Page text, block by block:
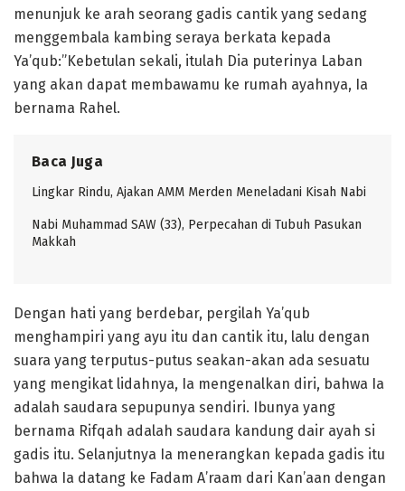
menunjuk ke arah seorang gadis cantik yang sedang
menggembala kambing seraya berkata kepada
Ya’qub:”Kebetulan sekali, itulah Dia puterinya Laban
yang akan dapat membawamu ke rumah ayahnya, Ia
bernama Rahel.
Baca Juga
Lingkar Rindu, Ajakan AMM Merden Meneladani Kisah Nabi
Nabi Muhammad SAW (33), Perpecahan di Tubuh Pasukan
Makkah
Dengan hati yang berdebar, pergilah Ya’qub
menghampiri yang ayu itu dan cantik itu, lalu dengan
suara yang terputus-putus seakan-akan ada sesuatu
yang mengikat lidahnya, Ia mengenalkan diri, bahwa Ia
adalah saudara sepupunya sendiri. Ibunya yang
bernama Rifqah adalah saudara kandung dair ayah si
gadis itu. Selanjutnya Ia menerangkan kepada gadis itu
bahwa Ia datang ke Fadam A’raam dari Kan’aan dengan